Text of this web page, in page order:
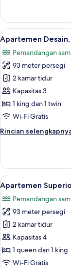
Apartemen
Superior,
AC,
pemandangan
samudra
Lihat
semua
foto
untuk
Apartemen
Desain,
balkon,
pemandangan
14
Apartemen
Pemandangan
93 meter persegi
2 kamar tidur
Kapasitas 3
1 king dan 1 twin
Wi-Fi Gratis
Rincian
Rincian
Apartemen
Desain,
balkon,
pemandangan
samudra
Lihat
semua
foto
untuk
Apartemen
Superior,
balkon,
pemandangan
18
Apartemen
Pemandangan
93 meter persegi
2 kamar tidur
Kapasitas 4
1 queen dan 1 king
Wi-Fi Gratis